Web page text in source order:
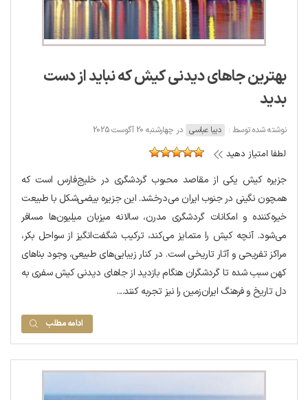
بهترین جاهای دیدنی کیش که نباید از دست
بدید
نوشته شده توسط : دیبا عباسی در چهارشنبه 20 آگوست 2025
لطفا امتیاز دهید
جزیره کیش یکی از مقاصد محبوب گردشگری در خلیج‌فارس است که
همچون نگینی در جنوب ایران می‌درخشد. این جزیره بیضی‌شکل با طبیعت
خیره‌کننده و امکانات گردشگری مدرن، سالانه میزبان میلیون‌ها مسافر
می‌شود. آنچه کیش را متمایز می‌کند، ترکیب شگفت‌انگیز از سواحل بکر،
مراکز تفریحی و آثار تاریخی است. در کنار زیبایی‌های طبیعی، وجود بناهای
کهن سبب شده تا گردشگران هنگام بازدید از جاهای دیدنی کیش سفری به
دل تاریخ و فرهنگ ایران‌زمین را نیز تجربه کنند....
ادامه مطلب